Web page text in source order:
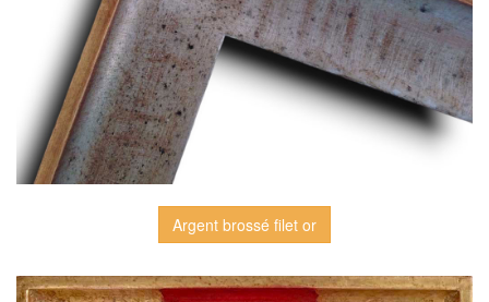
Argent brossé filet or